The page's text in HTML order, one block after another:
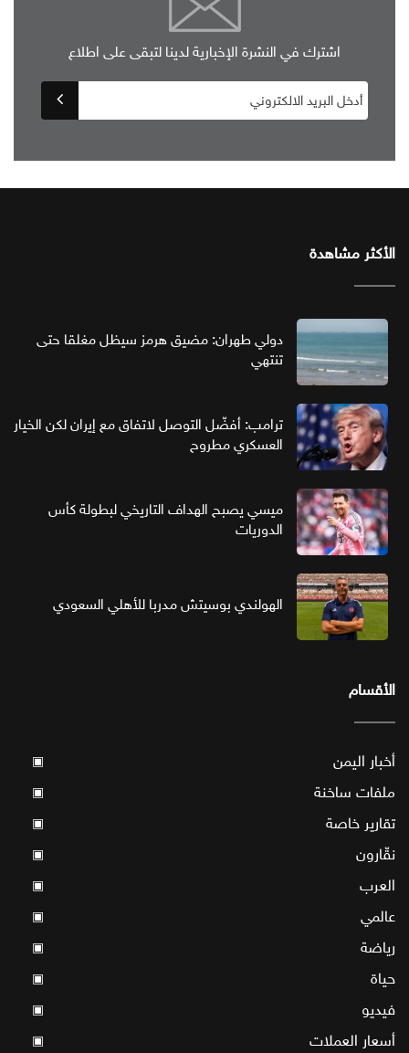
اشترك في النشرة الإخبارية لدينا لتبقى على اطلاع
الأكثر مشاهدة
دولي طهران: مضيق هرمز سيظل مغلقا حتى
تنتهي
ترامب: أفضّل التوصل لاتفاق مع إيران لكن الخيار
العسكري مطروح
ميسي يصبح الهداف التاريخي لبطولة كأس
الدوريات
الهولندي بوسيتش مدربا للأهلي السعودي
الأقسام
أخبار اليمن ▣
ملفات ساخنة ▣
تقارير خاصة ▣
نقّارون ▣
العرب ▣
عالمي ▣
رياضة ▣
حياة ▣
فيديو ▣
أسعار العملات ▣